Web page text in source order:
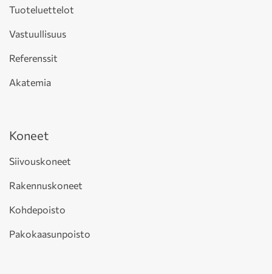
Tuoteluettelot
Vastuullisuus
Referenssit
Akatemia
Koneet
Siivouskoneet
Rakennuskoneet
Kohdepoisto
Pakokaasunpoisto